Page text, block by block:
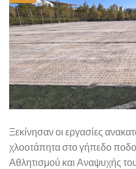
Ξεκίνησαν οι εργασίες
χλοοτάπητα στο γήπεδο
Αθλητισμού και Αναψυχής